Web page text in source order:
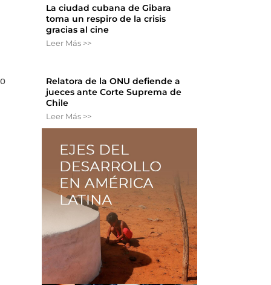
La ciudad cubana de Gibara
toma un respiro de la crisis
gracias al cine
Leer Más >>
Relatora de la ONU defiende a
jueces ante Corte Suprema de
Chile
Leer Más >>